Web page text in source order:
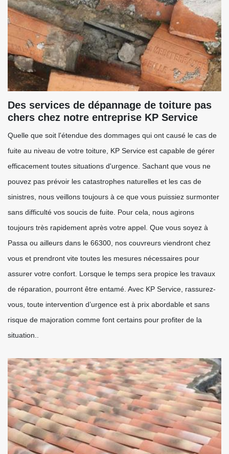
Des services de dépannage de toiture pas
chers chez notre entreprise KP Service
Quelle que soit l'étendue des dommages qui ont causé le cas de
fuite au niveau de votre toiture, KP Service est capable de gérer
efficacement toutes situations d'urgence. Sachant que vous ne
pouvez pas prévoir les catastrophes naturelles et les cas de
sinistres, nous veillons toujours à ce que vous puissiez surmonter
sans difficulté vos soucis de fuite. Pour cela, nous agirons
toujours très rapidement après votre appel. Que vous soyez à
Passa ou ailleurs dans le 66300, nos couvreurs viendront chez
vous et prendront vite toutes les mesures nécessaires pour
assurer votre confort. Lorsque le temps sera propice les travaux
de réparation, pourront être entamé. Avec KP Service, rassurez-
vous, toute intervention d’urgence est à prix abordable et sans
risque de majoration comme font certains pour profiter de la
situation..